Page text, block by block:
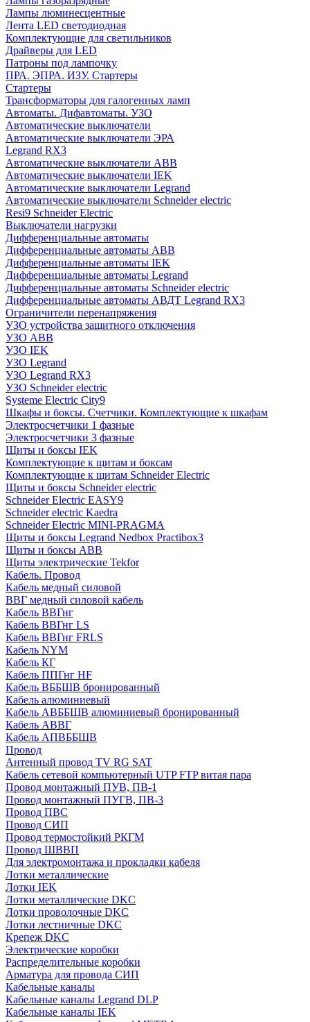
Лампы люминесцентные
Лента LED светодиодная
Комплектующие для светильников
Драйверы для LED
Патроны под лампочку
ПРА. ЭПРА. ИЗУ. Стартеры
Стартеры
Трансформаторы для галогенных ламп
Автоматы. Дифавтоматы. УЗО
Автоматические выключатели
Автоматические выключатели ЭРА
Legrand RX3
Автоматические выключатели ABB
Автоматические выключатели IEK
Автоматические выключатели Legrand
Автоматические выключатели Schneider electric
Resi9 Schneider Electric
Выключатели нагрузки
Дифференциальные автоматы
Дифференциальные автоматы ABB
Дифференциальные автоматы IEK
Дифференциальные автоматы Legrand
Дифференциальные автоматы Schneider electric
Дифференциальные автоматы АВДТ Legrand RX3
Ограничители перенапряжения
УЗО устройства защитного отключения
УЗО ABB
УЗО IEK
УЗО Legrand
УЗО Legrand RX3
УЗО Schneider electric
Systeme Electric City9
Шкафы и боксы. Счетчики. Комплектующие к шкафам
Электросчетчики 1 фазные
Электросчетчики 3 фазные
Щиты и боксы IEK
Комплектующие к щитам и боксам
Комплектующие к щитам Schneider Electric
Щиты и боксы Schneider electric
Schneider Electric EASY9
Schneider electric Kaedra
Schneider Electric MINI-PRAGMA
Щиты и боксы Legrand Nedbox Practibox3
Щиты и боксы ABB
Щиты электрические Tekfor
Кабель. Провод
Кабель медный силовой
ВВГ медный силовой кабель
Кабель ВВГнг
Кабель ВВГнг LS
Кабель ВВГнг FRLS
Кабель NYM
Кабель КГ
Кабель ППГнг HF
Кабель ВББШВ бронированный
Кабель алюминиевый
Кабель АВББШВ алюминиевый бронированный
Кабель АВВГ
Кабель АПВББШВ
Провод
Антенный провод TV RG SAT
Кабель сетевой компьютерный UTP FTP витая пара
Провод монтажный ПУВ, ПВ-1
Провод монтажный ПУГВ, ПВ-3
Провод ПВС
Провод СИП
Провод термостойкий РКГМ
Провод ШВВП
Для электромонтажа и прокладки кабеля
Лотки металлические
Лотки IEK
Лотки металлические DKC
Лотки проволочные DKC
Лотки лестничные DKC
Крепеж DKC
Электрические коробки
Распределительные коробки
Арматура для провода СИП
Кабельные каналы
Кабельные каналы Legrand DLP
Кабельные каналы IEK